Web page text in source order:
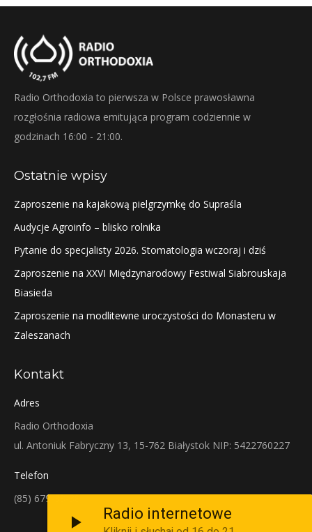
Radio Orthodoxia to pierwsza w Polsce prawosławna
rozgłośnia radiowa emitująca program codziennie w
godzinach 16:00 - 21:00.
Ostatnie wpisy
Zaproszenie na kajakową pielgrzymkę do Supraśla
Audycje Agroinfo – blisko rolnika
Pytanie do specjalisty 2026. Stomatologia wczoraj i dziś
Zaproszenie na XXVI Międzynarodowy Festiwal Siabrouskaja
Biasieda
Zaproszenie na modlitewne uroczystości do Monasteru w
Zaleszanach
Kontakt
Adres
Radio Orthodoxia
ul. Antoniuk Fabryczny 13, 15-762 Białystok NIP: 5422760227
Telefon
(85) 679-38-38
Radio internetowe